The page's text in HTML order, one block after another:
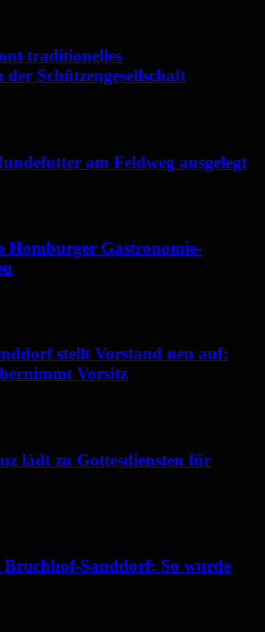
traditionelles
der Schützengesellschaft
am Feldweg ausgelegt
Homburger Gastronomie-
stellt Vorstand neu auf:
Vorsitz
lädt zu Gottesdiensten für
Sanddorf: So wurde